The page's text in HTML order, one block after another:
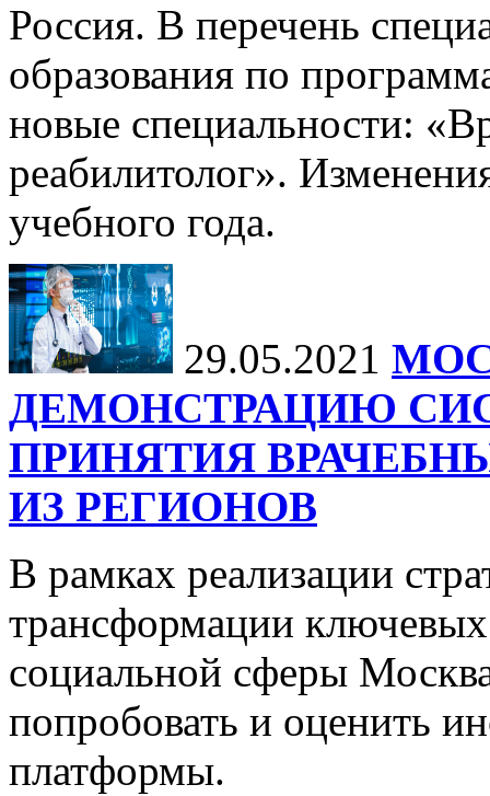
Россия. В перечень
образования по
новые специальности:
реабилитолог».
учебного года.
29.05.2021
ДЕМОНСТРАЦИЮ
ПРИНЯТИЯ
ИЗ РЕГИОНОВ
В рамках реализации
трансформации
социальной сферы
попробовать и оценить
платформы.